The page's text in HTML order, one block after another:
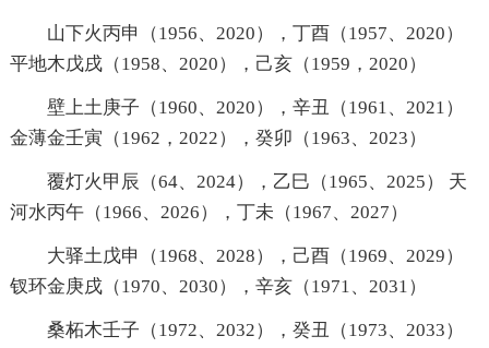
山下火丙申（1956、2020），丁酉（1957、2020）
平地木戊戌（1958、2020），己亥（1959，2020）
壁上土庚子（1960、2020），辛丑（1961、2021）
金薄金壬寅（1962，2022），癸卯（1963、2023）
覆灯火甲辰（64、2024），乙巳（1965、2025） 天
河水丙午（1966、2026），丁未（1967、2027）
大驿土戊申（1968、2028），己酉（1969、2029）
钗环金庚戌（1970、2030），辛亥（1971、2031）
桑柘木壬子（1972、2032），癸丑（1973、2033）